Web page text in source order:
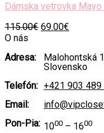
Dámska vetrovka Mayo
115.00€ Original
115.00€.
69.00€
69.00€.
O nás
Adresa:
Malohontská
Slovensko
Telefón: +421 903 489
Email:
Pon-Pia: 1000 – 1600